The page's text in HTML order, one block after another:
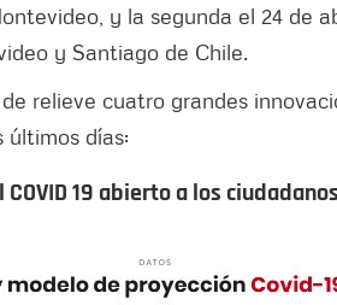
y la segunda el 24 de
y Santiago de Chile.
relieve cuatro grandes
últimos días:
19 abierto a los ciudadanos